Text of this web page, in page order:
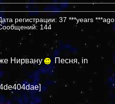
регистрации: 37 ***years ***ago
144
Нирвану
Песня, in